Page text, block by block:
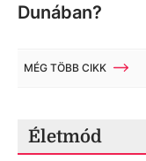
Dunában?
MÉG TÖBB CIKK
Életmód